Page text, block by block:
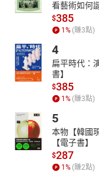
看藝術如何
$385
1 % (賺3點)
4
扁平時代：
書】
$385
1 % (賺3點)
5
本物【韓國
【電子書】
$287
1 % (賺2點)